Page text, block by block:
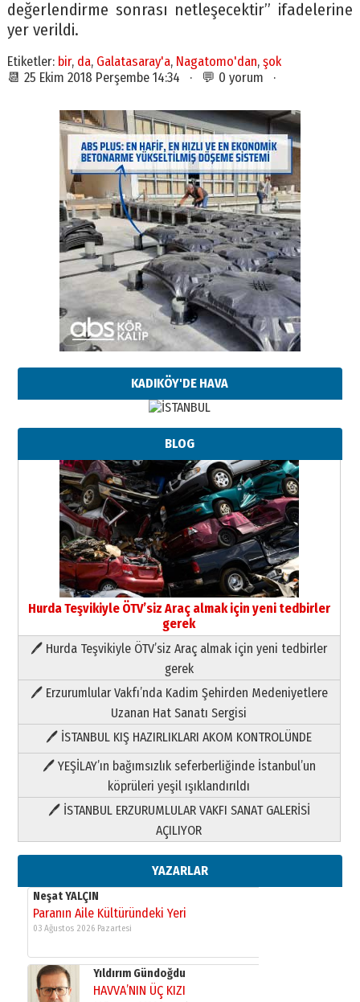
değerlendirme sonrası netleşecektir” ifadelerine
yer verildi.
Etiketler: bir, da, Galatasaray'a, Nagatomo'dan, şok
📆 25 Ekim 2018 Perşembe 14:34 · 💬 0 yorum ·
KADIKÖY'DE HAVA
BLOG
Hurda Teşvikiyle ÖTV’siz Araç almak için yeni tedbirler
gerek
🖊 Hurda Teşvikiyle ÖTV’siz Araç almak için yeni tedbirler
gerek
🖊 Erzurumlular Vakfı’nda Kadim Şehirden Medeniyetlere
Uzanan Hat Sanatı Sergisi
🖊 İSTANBUL KIŞ HAZIRLIKLARI AKOM KONTROLÜNDE
🖊 YEŞİLAY’ın bağımsızlık seferberliğinde İstanbul’un
köprüleri yeşil ışıklandırıldı
🖊 İSTANBUL ERZURUMLULAR VAKFI SANAT GALERİSİ
AÇILIYOR
YAZARLAR
Paranın Aile Kültüründeki Yeri
03 Ağustos 2026 Pazartesi
Yıldırım Gündoğdu
HAVVA’NIN ÜÇ KIZI
09 Temmuz 2026 Perşembe
Yusuf POLAT
Şampiyonluk Sebahattin Şirin’e
yazar
11 Mayıs 2026 Pazartesi
Neşat YALÇIN
Paranın Aile Kültüründeki Yeri
03 Ağustos 2026 Pazartesi
Yıldırım Gündoğdu
HAVVA’NIN ÜÇ KIZI